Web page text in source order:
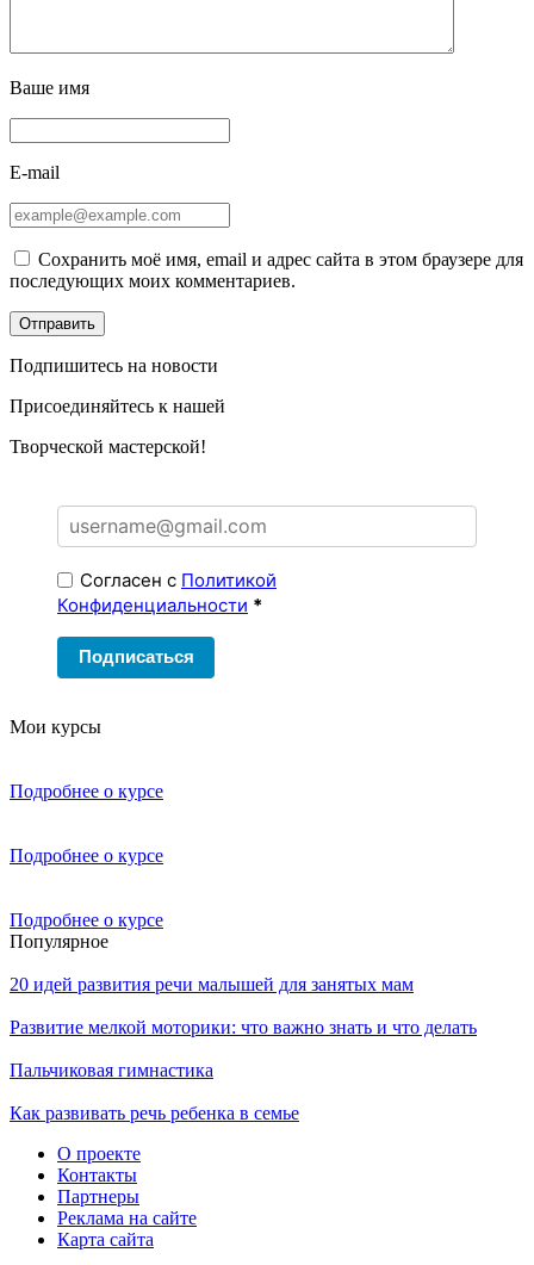
Ваше имя
E-mail
Сохранить моё имя, email и адрес сайта в этом браузере для
последующих моих комментариев.
Подпишитесь на новости
Присоединяйтесь к нашей
Творческой мастерской!
Согласен с Политикой
Конфиденциальности *
Подписаться
Мои курсы
Подробнее о курсе
Подробнее о курсе
Подробнее о курсе
Популярное
20 идей развития речи малышей для занятых мам
Развитие мелкой моторики: что важно знать и что делать
Пальчиковая гимнастика
Как развивать речь ребенка в семье
О проекте
Контакты
Партнеры
Реклама на сайте
Карта сайта